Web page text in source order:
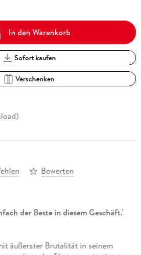
In den Warenkorb
Sofort kaufen
Verschenken
Bewerten
der Beste in diesem Geschäft.'
äußerster Brutalität in seinem